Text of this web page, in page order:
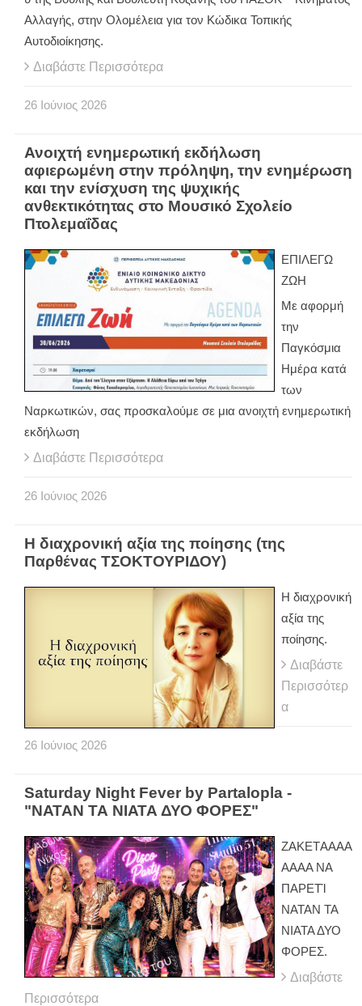
Αλλαγής, στην Ολομέλεια για τον Κώδικα Τοπικής
Αυτοδιοίκησης.
Διαβάστε Περισσότερα
26 Ιούνιος 2026
Ανοιχτή ενημερωτική εκδήλωση
αφιερωμένη στην πρόληψη, την ενημέρωση
και την ενίσχυση της ψυχικής
ανθεκτικότητας στο Μουσικό Σχολείο
Πτολεμαΐδας
ΕΠΙΛΕΓΩ
ΖΩΗ
Με αφορμή
την
Παγκόσμια
Ημέρα κατά
των
Ναρκωτικών, σας προσκαλούμε σε μια ανοιχτή ενημερωτική
εκδήλωση
Διαβάστε Περισσότερα
26 Ιούνιος 2026
Η διαχρονική αξία της ποίησης (της
Παρθένας ΤΣΟΚΤΟΥΡΙΔΟΥ)
Η διαχρονική
αξία της
ποίησης.
Διαβάστε
Περισσότερ
α
26 Ιούνιος 2026
Saturday Night Fever by Partalopla -
"ΝΑΤΑΝ ΤΑ ΝΙΑΤΑ ΔΥΟ ΦΟΡΕΣ"
ΖAKETΑΑΑΑ
ΑΑΑΑ ΝΑ
ΠΑΡΕΤΊ
ΝΑΤΑΝ ΤΑ
ΝΙΑΤΑ ΔΥΟ
ΦΟΡΕΣ.
Διαβάστε
Περισσότερα